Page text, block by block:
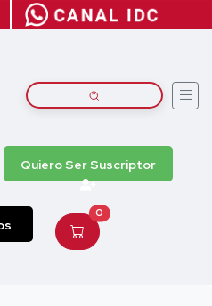
Quiero Ser Suscriptor
0